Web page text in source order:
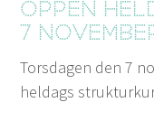
Öppen
7
Tors­da­gen den7
heldags